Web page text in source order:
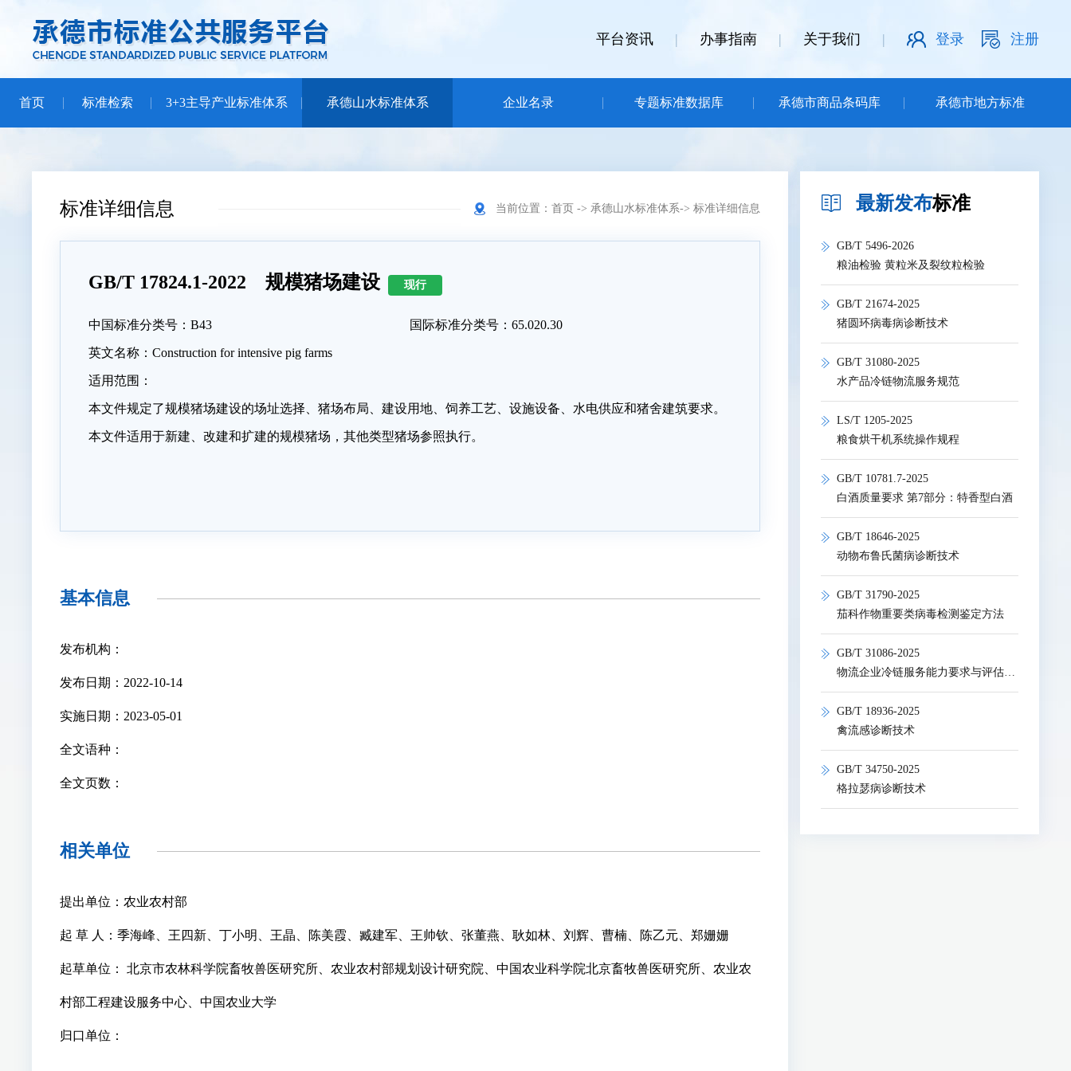
平台资讯 | 办事指南 | 关于我们 | 登录 注册
首页 标准检索 3+3主导产业标准体系 承德山水标准体系 企业名录 专题标准数据库 承德市商品条码库 承德市地方标准
标准详细信息 当前位置： 首页 -> 承德山水标准体系-> 标准详细信息
GB/T 17824.1-2022 规模猪场建设 现行
中国标准分类号：B43 国际标准分类号：65.020.30
英文名称：Construction for intensive pig farms
适用范围：
本文件规定了规模猪场建设的场址选择、猪场布局、建设用地、饲养工艺、设施设备、水电供应和猪舍建筑要求。
本文件适用于新建、改建和扩建的规模猪场，其他类型猪场参照执行。
基本信息
发布机构：
发布日期：2022-10-14
实施日期：2023-05-01
全文语种：
全文页数：
相关单位
提出单位：农业农村部
起 草 人：季海峰、王四新、丁小明、王晶、陈美霞、臧建军、王帅钦、张董燕、耿如林、刘辉、曹楠、陈乙元、郑姗姗
起草单位： 北京市农林科学院畜牧兽医研究所、农业农村部规划设计研究院、中国农业科学院北京畜牧兽医研究所、农业农
村部工程建设服务中心、中国农业大学
归口单位：
最新发布标准
GB/T 5496-2026
粮油检验 黄粒米及裂纹粒检验
GB/T 21674-2025
猪圆环病毒病诊断技术
GB/T 31080-2025
水产品冷链物流服务规范
LS/T 1205-2025
粮食烘干机系统操作规程
GB/T 10781.7-2025
白酒质量要求 第7部分：特香型白酒
GB/T 18646-2025
动物布鲁氏菌病诊断技术
GB/T 31790-2025
茄科作物重要类病毒检测鉴定方法
GB/T 31086-2025
物流企业冷链服务能力要求与评估指标
GB/T 18936-2025
禽流感诊断技术
GB/T 34750-2025
格拉瑟病诊断技术